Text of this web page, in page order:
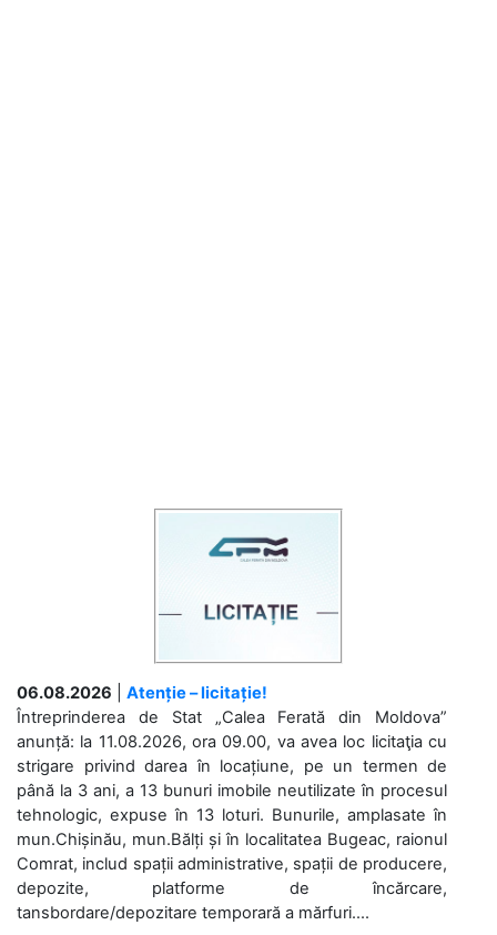
06.08.2026
Atenție – licitație!
Întreprinderea de Stat „Calea Ferată din Moldova”
anunță: la 11.08.2026, ora 09.00, va avea loc licitaţia cu
strigare privind darea în locațiune, pe un termen de
până la 3 ani, a 13 bunuri imobile neutilizate în procesul
tehnologic, expuse în 13 loturi. Bunurile, amplasate în
mun.Chișinău, mun.Bălți și în localitatea Bugeac, raionul
Comrat, includ spații administrative, spații de producere,
depozite, platforme de încărcare,
tansbordare/depozitare temporară a mărfuri....